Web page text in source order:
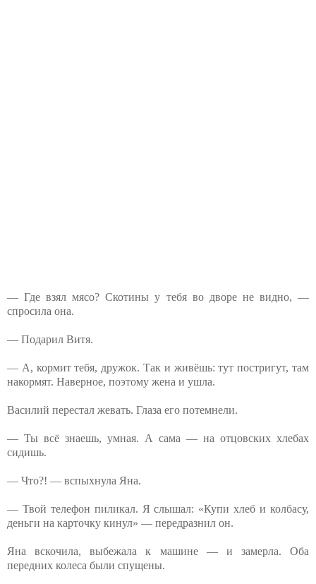
— Где взял мясо? Скотины у тебя во дворе не видно, —
спросила она.
— Подарил Витя.
— А, кормит тебя, дружок. Так и живёшь: тут постригут, там
накормят. Наверное, поэтому жена и ушла.
Василий перестал жевать. Глаза его потемнели.
— Ты всё знаешь, умная. А сама — на отцовских хлебах
сидишь.
— Что?! — вспыхнула Яна.
— Твой телефон пиликал. Я слышал: «Купи хлеб и колбасу,
деньги на карточку кинул» — передразнил он.
Яна вскочила, выбежала к машине — и замерла. Оба
передних колеса были спущены.